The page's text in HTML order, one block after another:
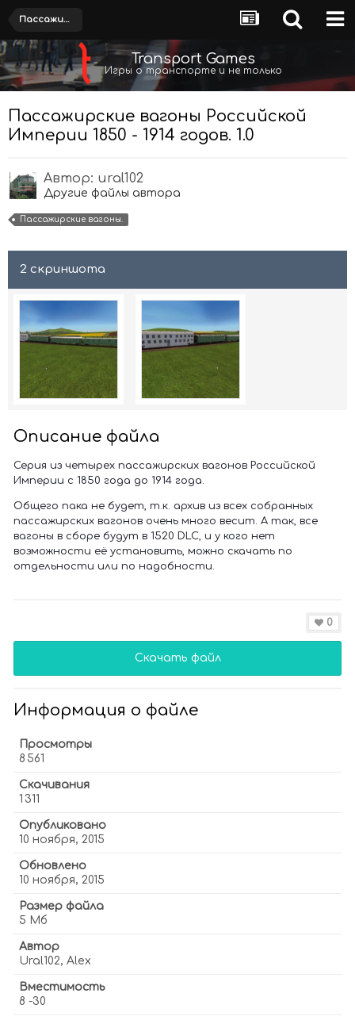
Пассажирские вагоны
Transport Games
Игры о транспорте и не только
Пассажирские вагоны Российской
Империи 1850 - 1914 годов. 1.0
Автор: ural102
Другие файлы автора
Пассажирские вагоны.
2 скриншота
Описание файла
Серия из четырех пассажирских вагонов Российской
Империи с 1850 года до 1914 года.
Общего пака не будет, т.к. архив из всех собранных
пассажирских вагонов очень много весит. А так, все
вагоны в сборе будут в 1520 DLC, и у кого нет
возможности её установить, можно скачать по
отдельности или по надобности.
0
Скачать файл
Информация о файле
Просмотры
8 561
Скачивания
1 311
Опубликовано
10 ноября, 2015
Обновлено
10 ноября, 2015
Размер файла
5 Мб
Автор
Ural102, Alex
Вместимость
8 -30